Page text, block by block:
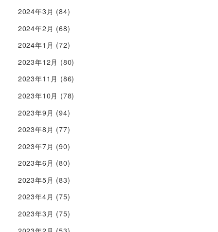
2024年3月 (84)
2024年2月 (68)
2024年1月 (72)
2023年12月 (80)
2023年11月 (86)
2023年10月 (78)
2023年9月 (94)
2023年8月 (77)
2023年7月 (90)
2023年6月 (80)
2023年5月 (83)
2023年4月 (75)
2023年3月 (75)